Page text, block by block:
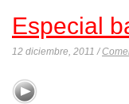
Especial
12 diciembre, 2011 /